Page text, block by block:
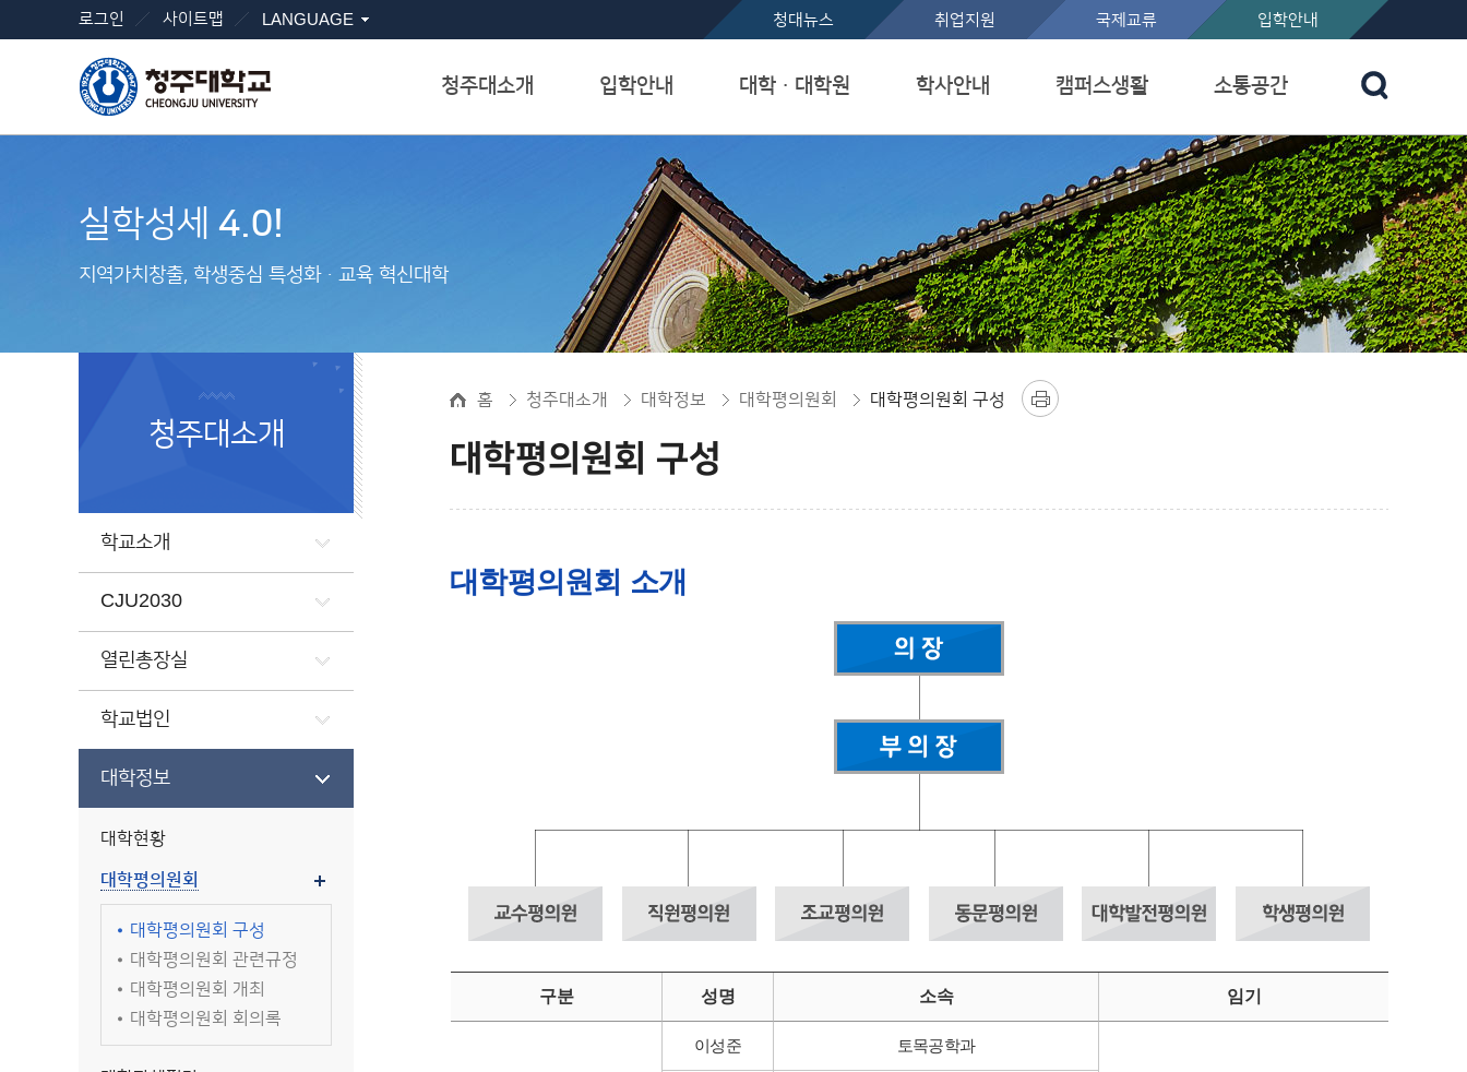
본문 바로가기
로그인 사이트맵 LANGUAGE 청대뉴스 취업지원 국제교류 입학안내
청주대소개 입학안내 대학ㆍ대학원 학사안내 캠퍼스생활 소통공간
실학성세 4.0!
지역가치창출, 학생중심 특성화ㆍ교육 혁신대학
청주대소개
학교소개
CJU2030
열린총장실
학교법인
대학정보
대학현황
대학평의원회
대학평의원회 구성
대학평의원회 관련규정
대학평의원회 개최
대학평의원회 회의록
홈 청주대소개 대학정보 대학평의원회 대학평의원회 구성
대학평의원회 구성
대학평의원회 소개
구분 성명 소속 임기
이성준 토목공학과